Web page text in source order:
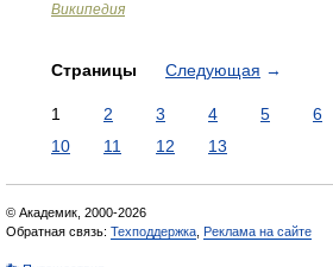
Википедия
Страницы Следующая →
1 2 3 4 5 6
10
11 12 13
© Академик, 2000-2026
Обратная связь: Техподдержка Реклама на сайте